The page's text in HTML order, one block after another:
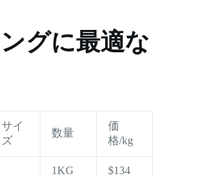
グに最適な
サイ
ズ
数量
価
格/kg
1KG $134